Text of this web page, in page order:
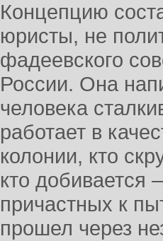
Концепцию
юристы, не
фадеевского
России. Она
человека
работает в
колонии, кто
кто
причастных к
прошел через